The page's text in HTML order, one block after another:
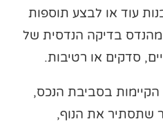
עוד או לבצע תוספות
בדיקה הנדסית של
סדקים או רטיבות.
בסביבת הנכס,
שתסתיר את הנוף,